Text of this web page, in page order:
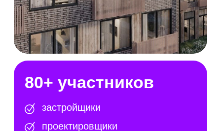
Территория выставки